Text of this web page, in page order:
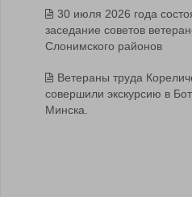
30 июля 2026 года
заседание советов
Слонимского районов
Ветераны труда
совершили экскурсию в
Минска.